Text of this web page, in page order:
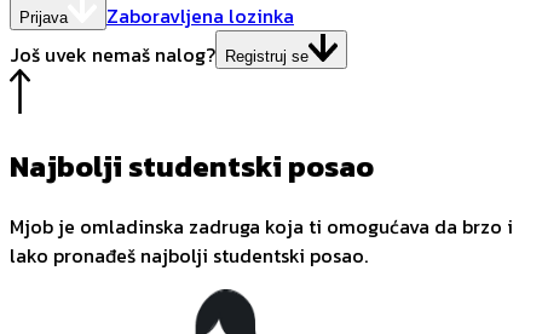
Prijava
Zaboravljena lozinka
Još uvek nemaš nalog? Registruj se
Najbolji studentski posao
Mjob je omladinska zadruga koja ti omogućava da brzo i
lako pronađeš najbolji studentski posao.